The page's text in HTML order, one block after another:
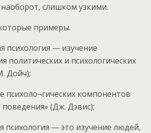
слишком узкими.
примеры.
психология — изучение
политических и психологических
Дойч);
психоло¬гических компонентов
поведения» (Дж. Дэвис);
психология — это изучение людей,